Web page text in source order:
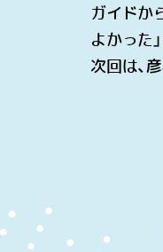
ガイドか
よかった
次回は、